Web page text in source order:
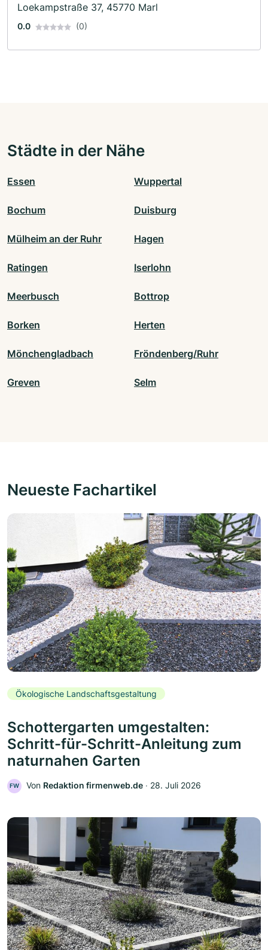
Loekampstraße 37, 45770 Marl
0.0 (0)
Städte in der Nähe
Essen Wuppertal
Bochum Duisburg
Mülheim an der Ruhr Hagen
Ratingen Iserlohn
Meerbusch Bottrop
Borken Herten
Mönchengladbach Fröndenberg/Ruhr
Greven Selm
Neueste Fachartikel
Ökologische Landschaftsgestaltung
Schottergarten umgestalten:
Schritt-für-Schritt-Anleitung zum
naturnahen Garten
FW Von Redaktion firmenweb.de ‧ 28. Juli 2026